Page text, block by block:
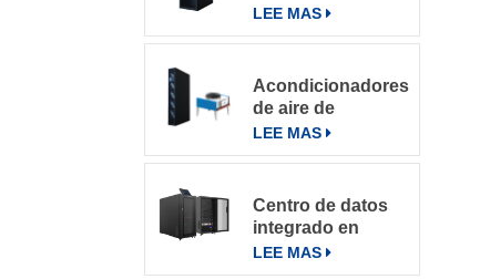
precisión con
refrigeración por
LEE MAS
Acondicionadores
de aire de
precisión en fila
de la serie
centros de datos
con sistema de
control inteligente
LEE MAS
Centro de datos
integrado en
microbastidores
LEE MAS